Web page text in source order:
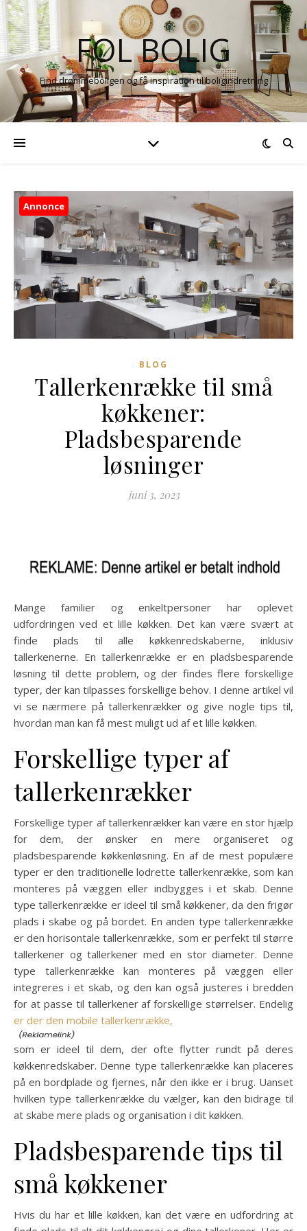
FOL BOLIG
Find drømmeboligen og få inspiration til boligindretning
Annonce
BLOG
Tallerkenrække til små
køkkener:
Pladsbesparende
løsninger
juni 3, 2023
Mange familier og enkeltpersoner har oplevet
udfordringen ved et lille køkken. Det kan være svært at
finde plads til alle køkkenredskaberne, inklusiv
tallerkenerne. En tallerkenrække er en pladsbesparende
løsning til dette problem, og der findes flere forskellige
typer, der kan tilpasses forskellige behov. I denne artikel vil
vi se nærmere på tallerkenrækker og give nogle tips til,
hvordan man kan få mest muligt ud af et lille køkken.
Forskellige typer af
tallerkenrækker
Forskellige typer af tallerkenrækker kan være en stor hjælp
for dem, der ønsker en mere organiseret og
pladsbesparende køkkenløsning. En af de mest populære
typer er den traditionelle lodrette tallerkenrække, som kan
monteres på væggen eller indbygges i et skab. Denne
type tallerkenrække er ideel til små køkkener, da den frigør
plads i skabe og på bordet. En anden type tallerkenrække
er den horisontale tallerkenrække, som er perfekt til større
tallerkener og tallerkener med en stor diameter. Denne
type tallerkenrække kan monteres på væggen eller
integreres i et skab, og den kan også justeres i bredden
for at passe til tallerkener af forskellige størrelser. Endelig
er der den mobile tallerkenrække,
som er ideel til dem, der ofte flytter rundt på deres
køkkenredskaber. Denne type tallerkenrække kan placeres
på en bordplade og fjernes, når den ikke er i brug. Uanset
hvilken type tallerkenrække du vælger, kan den bidrage til
at skabe mere plads og organisation i dit køkken.
Pladsbesparende tips til
små køkkener
Hvis du har et lille køkken, kan det være en udfordring at